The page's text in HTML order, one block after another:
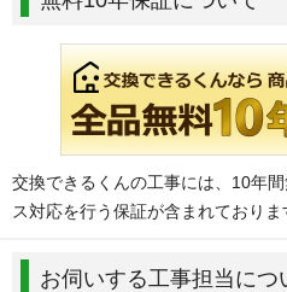
交換できるくんの工事には、10年
ス対応を行う保証が含まれておりま
お伺いする工事担当につ